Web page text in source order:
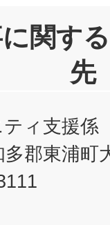
関す
先
ィ支援係
郡東浦町